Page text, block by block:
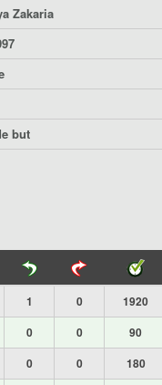
Zakaria
but
1 0 1920
0 0 90
0 0 180